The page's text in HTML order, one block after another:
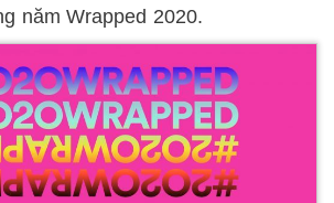
năm Wrapped 2020.